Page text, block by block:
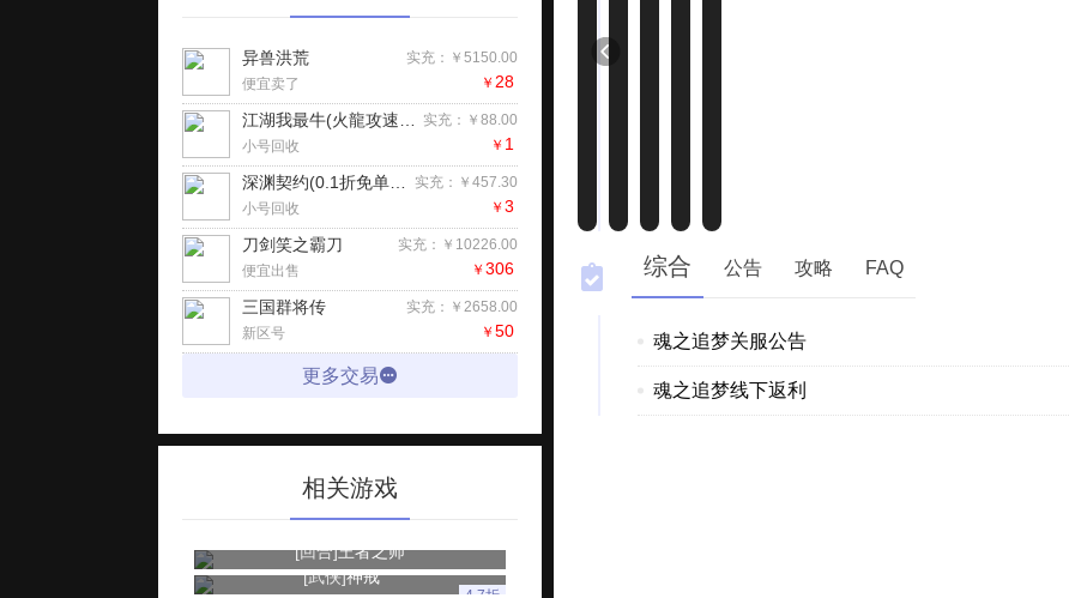
实充：￥5150.00
异兽洪荒
便宜卖了 ￥ 28
实充：￥88.00
江湖我最牛(火龍攻速二合一)手游
小号回收 ￥ 1
实充：￥457.30
深渊契约(0.1折免单版)H5
小号回收 ￥ 3
实充：￥10226.00
刀剑笑之霸刀
便宜出售 ￥ 306
实充：￥2658.00
三国群将传
新区号 ￥ 50
更多交易
相关游戏
[回合]王者之师
[武侠]神戒
综合 公告 攻略 FAQ
魂之追梦关服公告
魂之追梦线下返利